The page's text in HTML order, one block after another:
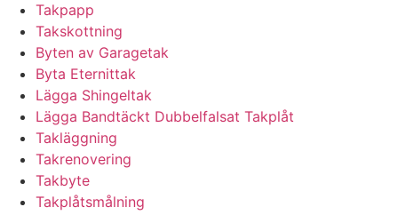
Takpapp
Takskottning
Byten av Garagetak
Byta Eternittak
Lägga Shingeltak
Lägga Bandtäckt Dubbelfalsat Takplåt
Takläggning
Takrenovering
Takbyte
Takplåtsmålning